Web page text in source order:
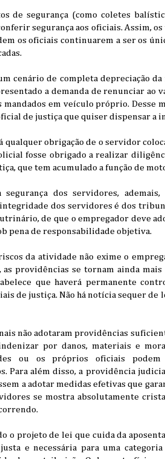
de segurança (como coletes
segurança aos oficiais. Assim,
os oficiais continuarem a ser os
cenário de completa depreciação
a demanda de renunciar ao
mandados em veículo próprio. Desse
de justiça que quiser dispensar a
qualquer obrigação de o servidor
fosse obrigado a realizar
que tem acumulado a função de
dos servidores,
dos servidores é dos
de que o empregador deve
pena de responsabilidade objetiva.
da atividade não exime o
providências se tornam ainda
que haverá permanente
de justiça. Não há notícia sequer
não adotaram providências
por danos, materiais e
ou os próprios oficiais
Para além disso, a providência
a adotar medidas efetivas que
se mostra absolutamente
o projeto de lei que cuida da
e necessária para uma